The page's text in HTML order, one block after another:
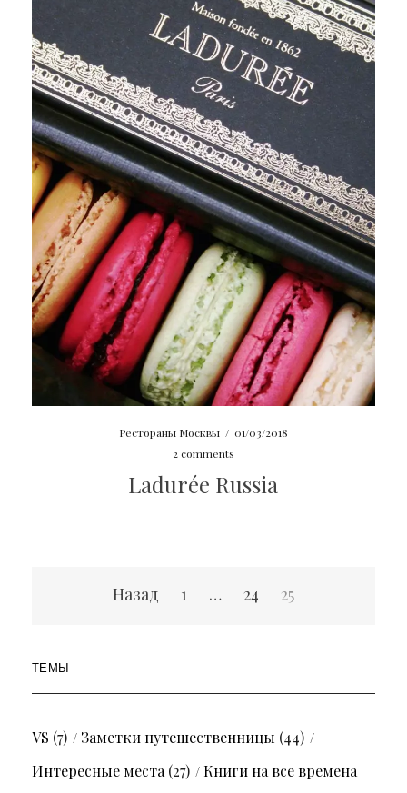
Рестораны Москвы / 01/03/2018
2 comments
Ladurée Russia
записейНазад 1 … 24 25
ТЕМЫ
VS (7) Заметки путешественницы (44)
Интересные места (27)
Книги на все времена